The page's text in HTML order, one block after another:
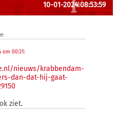
10-01-2024 08:53:59
om 00:31:
nieuws/krabbendam-
dan-dat-hij-gaat-
ziet.